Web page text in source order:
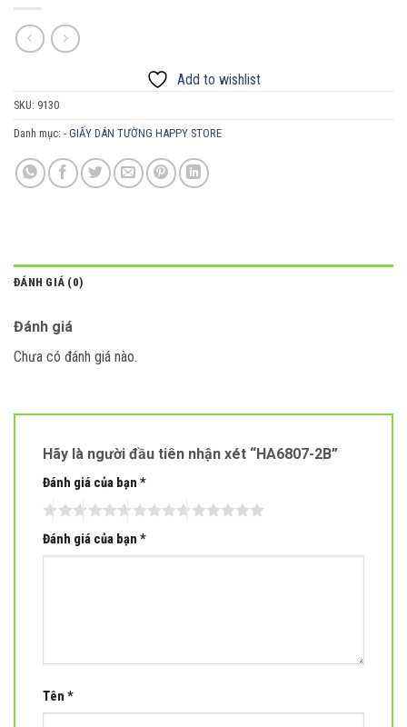
Add to wishlist
SKU: 9130
Danh mục: - GIẤY DÁN TƯỜNG HAPPY STORE
ĐÁNH GIÁ (0)
Đánh giá
Chưa có đánh giá nào.
Hãy là người đầu tiên nhận xét “HA6807-2B”
Đánh giá của bạn *
Đánh giá của bạn *
Tên *